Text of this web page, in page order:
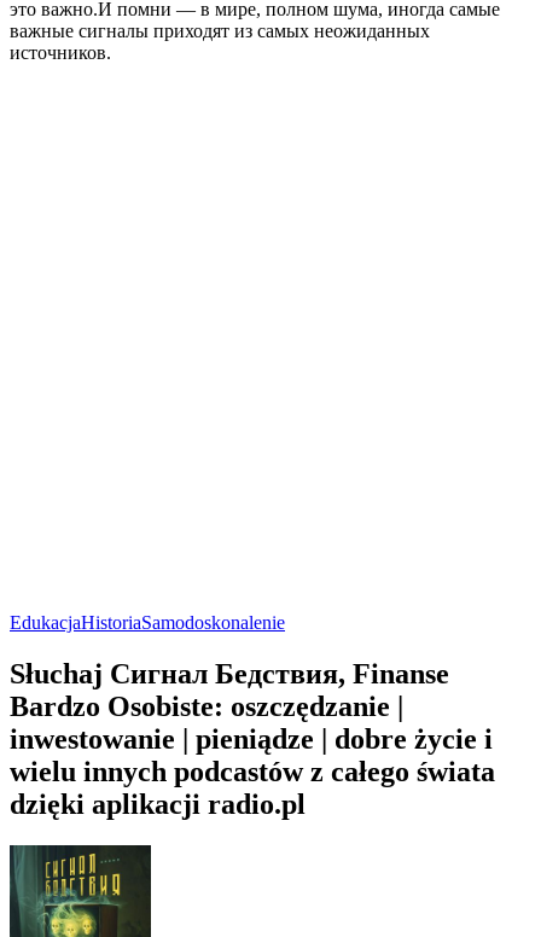
это важно.И помни — в мире, полном шума, иногда самые
важные сигналы приходят из самых неожиданных
источников.
EdukacjaHistoriaSamodoskonalenie
Słuchaj Сигнал Бедствия, Finanse
Bardzo Osobiste: oszczędzanie |
inwestowanie | pieniądze | dobre życie i
wielu innych podcastów z całego świata
dzięki aplikacji radio.pl